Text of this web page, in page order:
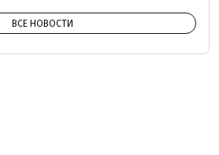
ВСЕ НОВОСТИ